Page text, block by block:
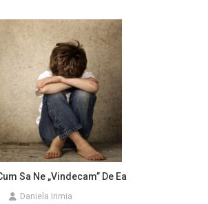
Sa Ne „vindecam” De Ea
Daniela Irimia